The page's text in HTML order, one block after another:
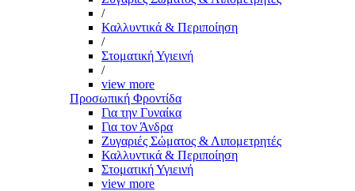
/
Καλλυντικά & Περιποίηση
/
Στοματική Υγιεινή
/
view more
Προσωπική Φροντίδα
Για την Γυναίκα
Για τον Άνδρα
Ζυγαριές Σώματος & Λιπομετρητές
Καλλυντικά & Περιποίηση
Στοματική Υγιεινή
view more